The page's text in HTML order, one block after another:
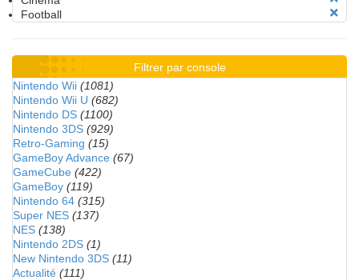
Football
Filtrer par console
Nintendo Wii (1081)
Nintendo Wii U (682)
Nintendo DS (1100)
Nintendo 3DS (929)
Retro-Gaming (15)
GameBoy Advance (67)
GameCube (422)
GameBoy (119)
Nintendo 64 (315)
Super NES (137)
NES (138)
Nintendo 2DS (1)
New Nintendo 3DS (11)
Actualité (111)